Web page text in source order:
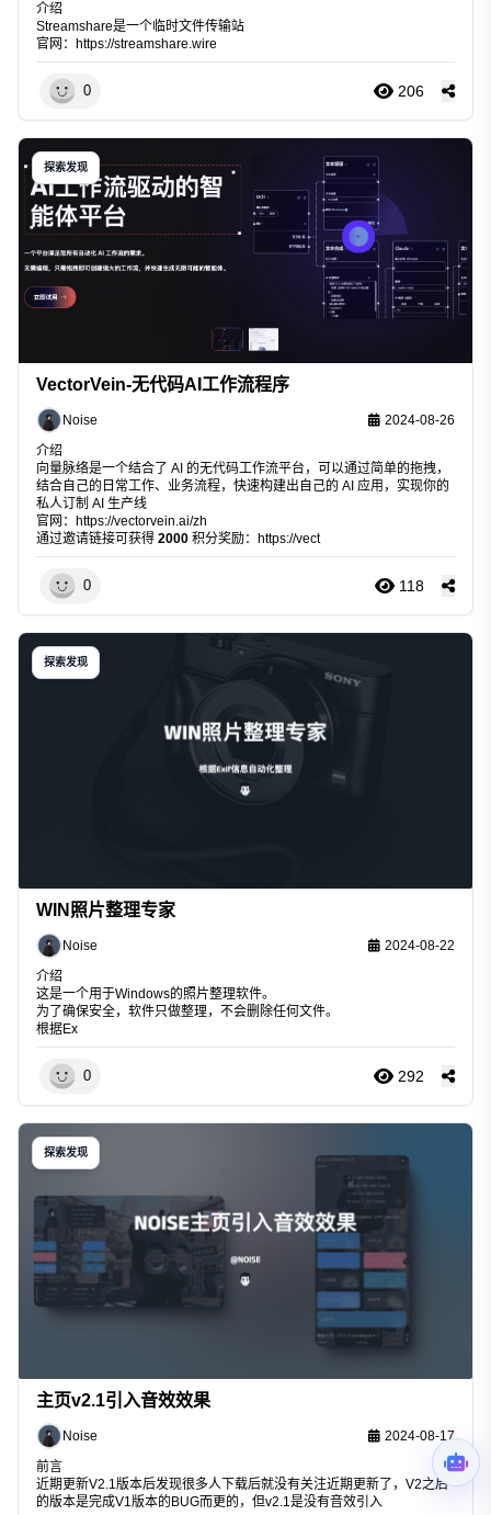
介绍
Streamshare是一个临时文件传输站
官网： https://streamshare.wire
0 206
探索发现
VectorVein-无代码AI工作流程序
Noise
2024-08-26
介绍
向量脉络是一个结合了 AI 的无代码工作流平台，可以通过简单的拖拽，
结合自己的日常工作、业务流程，快速构建出自己的 AI 应用，实现你的
私人订制 AI 生产线
官网： https://vectorvein.ai/zh
通过邀请链接可获得 2000 积分奖励： https://vect
0 118
探索发现
WIN照片整理专家
Noise
2024-08-22
介绍
这是一个用于Windows的照片整理软件。
为了确保安全，软件只做整理，不会删除任何文件。
根据Ex
0 292
探索发现
主页v2.1引入音效效果
Noise
2024-08-17
前言
近期更新V2.1版本后发现很多人下载后就没有关注近期更新了，V2之后
的版本是完成V1版本的BUG而更的，但v2.1是没有音效引入